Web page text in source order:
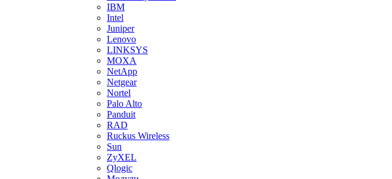
IBM
Intel
Juniper
Lenovo
LINKSYS
MOXA
NetApp
Netgear
Nortel
Palo Alto
Panduit
RAD
Ruckus Wireless
Sun
ZyXEL
Qlogic